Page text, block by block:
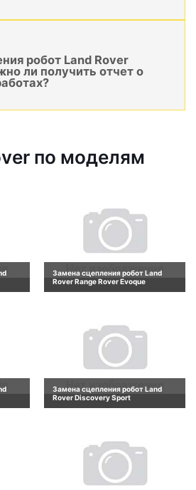
робот Land Rover
ли получить отчет о
по моделям
Замена сцепления робот Land
Rover Range Rover Evoque
Замена сцепления робот Land
Rover Discovery Sport